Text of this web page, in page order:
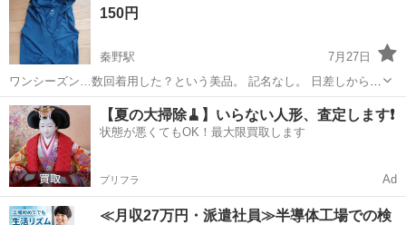
ターンでお願...
150円
秦野駅
7月27日
ワンシーズン…数回着用した？という美品。 記名なし。 日差しからお
肌を守りつつ、涼しいエアリズム。 ノークレーム、ノーリターンでお
願いいたします🙇 保育園 幼稚園 小学校 ３歳 ４歳 ５歳 ６歳
７歳くらい...
神奈川 秦野市 秦野駅 キッズ用品 UNIQLO
【夏の大掃除🧹】いらない人形、査定します❗️
状態が悪くてもOK！最大限買取します
プリフラ Ad
≪月収27万円・派遣社員≫半導体工場での検